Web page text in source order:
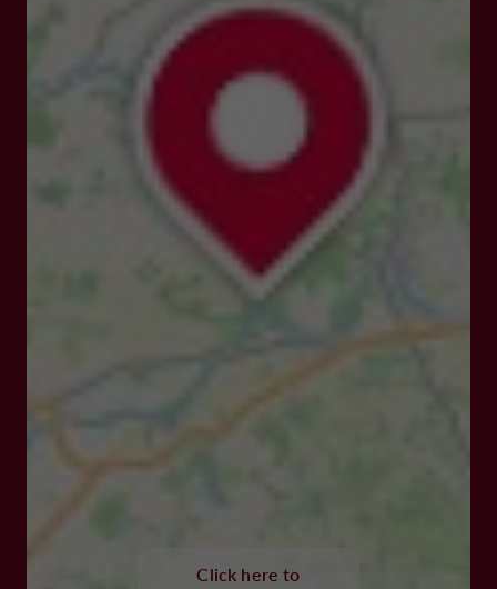
Click here to